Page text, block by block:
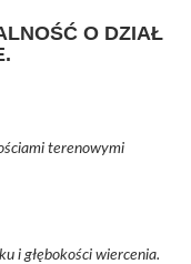
O DZIAŁ
terenowymi
i głębokości wiercenia.